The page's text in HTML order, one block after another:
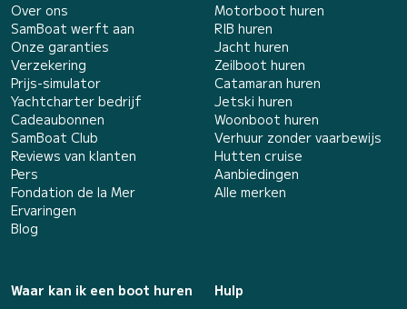
Over ons
SamBoat werft aan
Onze garanties
Verzekering
Prijs-simulator
Yachtcharter bedrijf
Cadeaubonnen
SamBoat Club
Reviews van klanten
Pers
Fondation de la Mer
Ervaringen
Blog
Motorboot huren
RIB huren
Jacht huren
Zeilboot huren
Catamaran huren
Jetski huren
Woonboot huren
Verhuur zonder vaarbewijs
Hutten cruise
Aanbiedingen
Alle merken
Waar kan ik een boot huren
Hulp